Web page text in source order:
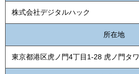
株式会社デジタルハック
所在地
東京都港区虎ノ門4丁目1-28 虎ノ門タ